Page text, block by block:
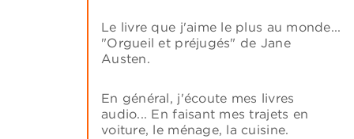
Le livre que j'aime le plus au monde...
"Orgueil et préjugés" de Jane
Austen.
En général, j'écoute mes livres
audio... En faisant mes trajets en
voiture, le ménage, la cuisine.